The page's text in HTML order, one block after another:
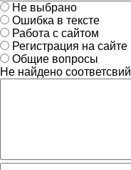
Не выбрано
Ошибка в тексте
Работа с сайтом
Регистрация на сайте
Общие вопросы
Не найдено соответсвий